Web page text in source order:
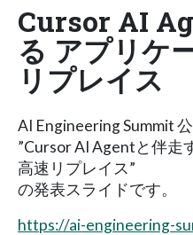
Cursor AI
る アプリケ
リプレイス
AI Engineering Summit
”Cursor AI Agentと伴
高速リプレイス”
の発表スライドです。
https://ai-engineering-